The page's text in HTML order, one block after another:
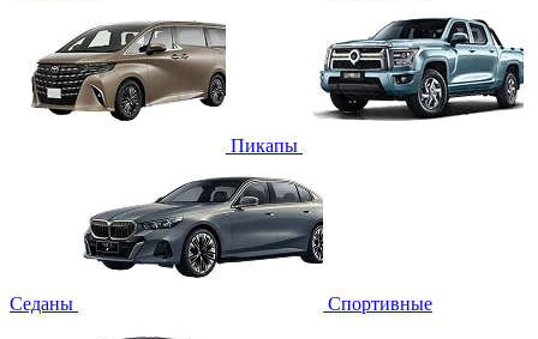
Пикапы
Седаны Спортивные